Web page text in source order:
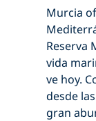
Murcia
Reserva
vida
ve hoy.
desde
gran